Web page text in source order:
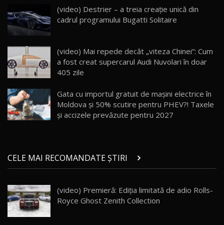
20:06
30:08
Noul Geely EX5 EM-i care a cucerit Moldova
AutoBlog.MD
23:36
20
Noul ZEEKR 7X / Test Drive AutoBlog.MD
21
Micul BYD Dolphin Surf / Test Drive
AutoBlog.MD
16:59
22
Noua Mazda 6e / Test Drive AutoBlog.MD
26:59
(video) Destrier – a treia creație unică din
cadrul programului Bugatti Solitaire
(video) Mai repede decât „viteza Chinei”: Cum
a fost creat supercarul Audi Nuvolari în doar
405 zile
Gata cu importul gratuit de mașini electrice în
Moldova și 50% scutire pentru PHEV?! Taxele
și accizele prevăzute pentru 2027
CELE MAI RECOMANDATE ȘTIRI
(video) Premieră: Ediţia limitată de adio Rolls-
Royce Ghost Zenith Collection